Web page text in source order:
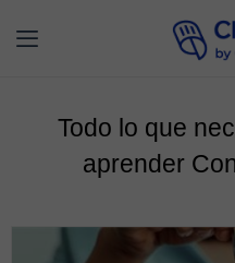
Todo lo que
aprender